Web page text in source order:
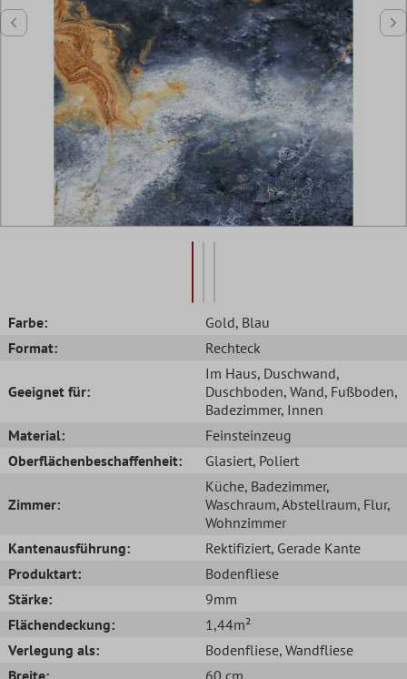
Farbe: Gold, Blau
Format:
Rechteck
Geeignet für:
Im Haus, Duschwand,
Duschboden, Wand, Fußboden,
Badezimmer, Innen
Material:
Feinsteinzeug
Oberflächenbeschaffenheit:
Glasiert, Poliert
Zimmer:
Küche, Badezimmer,
Waschraum, Abstellraum, Flur,
Wohnzimmer
Kantenausführung:
Rektifiziert, Gerade Kante
Produktart:
Bodenfliese
Stärke:
9mm
Flächendeckung:
1,44m²
Verlegung als:
Bodenfliese, Wandfliese
Breite:
60 cm